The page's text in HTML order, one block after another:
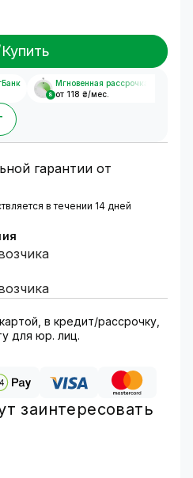
Купить
8
Мгновенная рассрочка
от 118 ₴/мес.
гарантии от
в течении 14 дней
в кредит/рассрочку,
для юр. лиц.
заинтересовать